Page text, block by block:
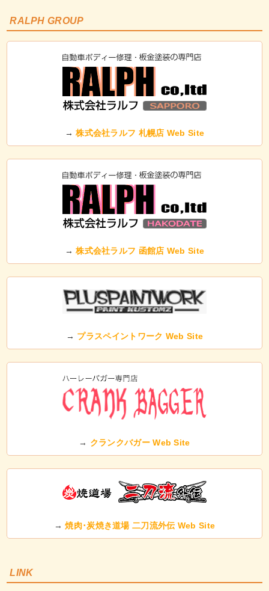
RALPH GROUP
→株式会社ラルフ 札幌店 Web Site
→株式会社ラルフ 函館店 Web Site
→ プラスペイントワーク Web Site
→ クランクバガー Web Site
→焼肉･炭焼き道場 二刀流外伝 Web Site
LINK